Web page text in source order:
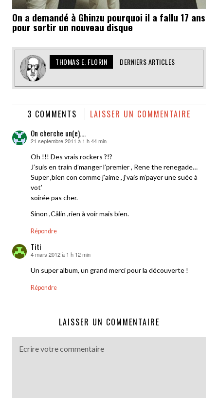
On a demandé à Ghinzu pourquoi il a fallu 17 ans
pour sortir un nouveau disque
THOMAS E. FLORIN DERNIERS ARTICLES
3 COMMENTS LAISSER UN COMMENTAIRE
On cherche un(e)....
dit :
21 septembre 2011 à 1 h 44 min
Oh !!! Des vrais rockers ?!?
J’suis en train d’manger l’premier , Rene the renegade…
Super ,bien con comme j’aime , j’vais m’payer une suée à
vot’
soirée pas cher.
Sinon ,Câlin ,rien à voir mais bien.
Répondre
Titi
dit :
4 mars 2012 à 1 h 12 min
Un super album, un grand merci pour la découverte !
Répondre
LAISSER UN COMMENTAIRE